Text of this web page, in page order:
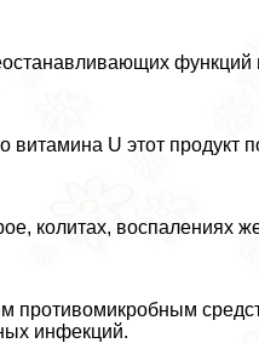
функций
витамина U этот продукт
колитах, воспалениях
противомикробным
инфекций.